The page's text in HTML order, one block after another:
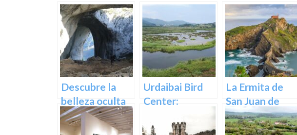
Descubre la
belleza oculta
de Guipuzcoa
en las Cuevas
Urdaibai Bird
Center:
vida de las aves
La Ermita de
San Juan de
Gaztelugatxe:
Historia, Ruta y